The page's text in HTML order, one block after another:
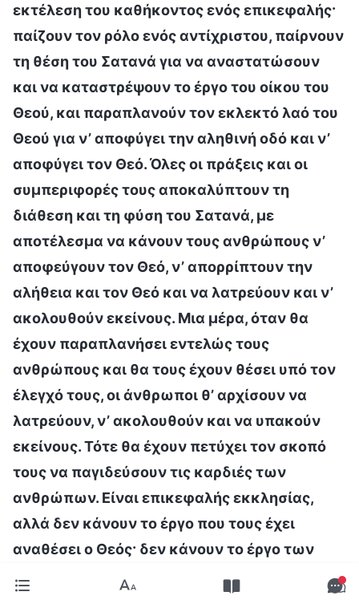
εκτέλεση του καθήκοντος ενός επικεφαλής·
παίζουν τον ρόλο ενός αντίχριστου, παίρνουν
τη θέση του Σατανά για να αναστατώσουν
και να καταστρέψουν το έργο του οίκου του
Θεού, και παραπλανούν τον εκλεκτό λαό του
Θεού για ν’ αποφύγει την αληθινή οδό και ν’
αποφύγει τον Θεό. Όλες οι πράξεις και οι
συμπεριφορές τους αποκαλύπτουν τη
διάθεση και τη φύση του Σατανά, με
αποτέλεσμα να κάνουν τους ανθρώπους ν’
αποφεύγουν τον Θεό, ν’ απορρίπτουν την
αλήθεια και τον Θεό και να λατρεύουν και ν’
ακολουθούν εκείνους. Μια μέρα, όταν θα
έχουν παραπλανήσει εντελώς τους
ανθρώπους και θα τους έχουν θέσει υπό τον
έλεγχό τους, οι άνθρωποι θ’ αρχίσουν να
λατρεύουν, ν’ ακολουθούν και να υπακούν
εκείνους. Τότε θα έχουν πετύχει τον σκοπό
τους να παγιδεύσουν τις καρδιές των
ανθρώπων. Είναι επικεφαλής εκκλησίας,
αλλά δεν κάνουν το έργο που τους έχει
αναθέσει ο Θεός· δεν κάνουν το έργο των